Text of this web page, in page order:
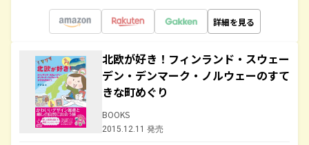
詳細を見る
北欧が好き！フィンランド・スウェー
デン・デンマーク・ノルウェーのすて
きな町めぐり
BOOKS
2015.12.11 発売